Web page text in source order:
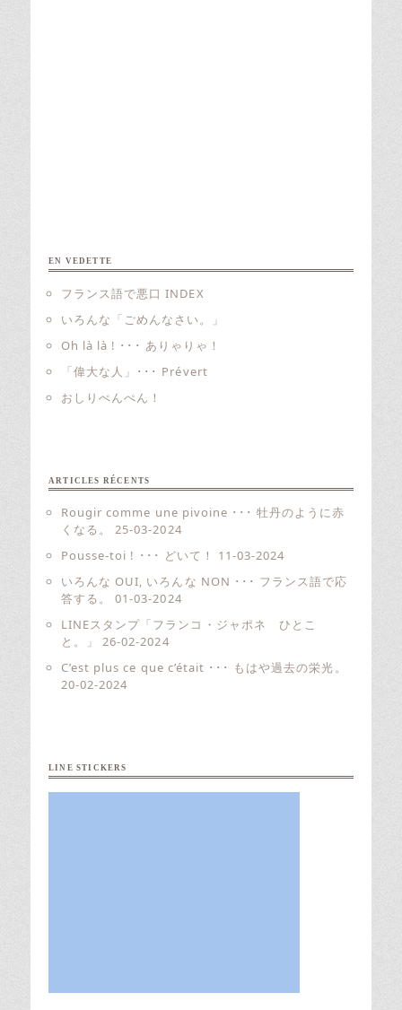
EN VEDETTE
フランス語で悪口 INDEX
いろんな「ごめんなさい。」
Oh là là ! ･･･ ありゃりゃ！
「偉大な人」･･･ Prévert
おしりぺんぺん！
ARTICLES RÉCENTS
Rougir comme une pivoine ･･･ 牡丹のように赤
くなる。
25-03-2024
Pousse-toi ! ･･･ どいて！
11-03-2024
いろんな OUI, いろんな NON ･･･ フランス語で応
答する。
01-03-2024
LINEスタンプ「フランコ・ジャポネ ひとこ
と。」
26-02-2024
C’est plus ce que c’était ･･･ もはや過去の栄光。
20-02-2024
LINE STICKERS